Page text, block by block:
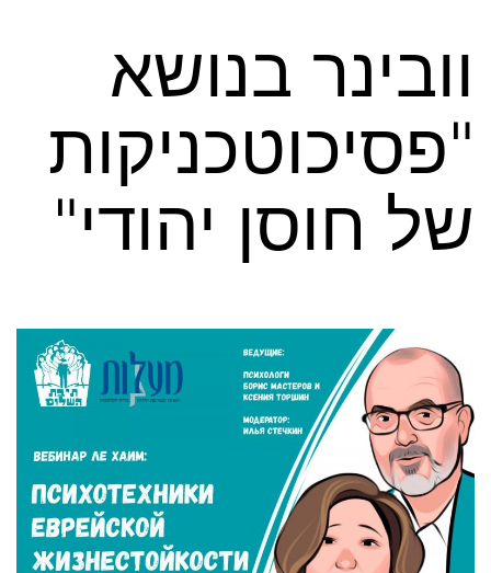
content
וובינר בנושא
"פסיכוטכניקות
של חוסן יהודי"